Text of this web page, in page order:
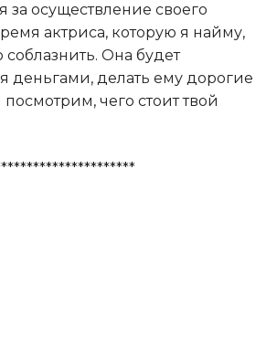
за осуществление своего
актриса, которую я найму,
соблазнить. Она будет
деньгами, делать ему дорогие
чего стоит твой